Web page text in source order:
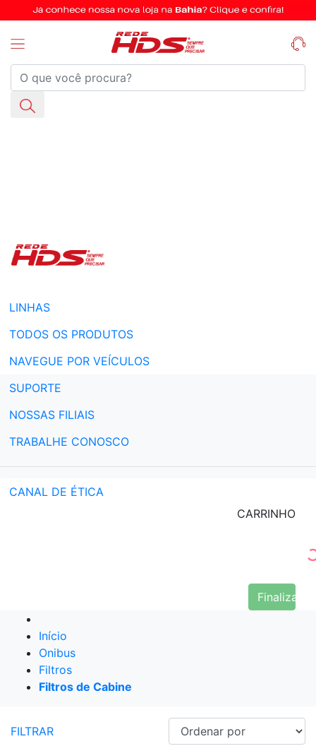
LINHAS
TODOS OS PRODUTOS
NAVEGUE POR VEÍCULOS
SUPORTE
NOSSAS FILIAIS
TRABALHE CONOSCO
CANAL DE ÉTICA
CARRINHO
Finalizar
Início
Onibus
Filtros
Filtros de Cabine
FILTRAR